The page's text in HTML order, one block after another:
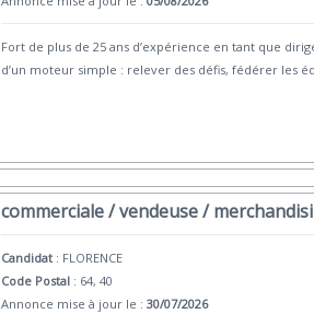
Fort de plus de 25 ans d’expérience en tant que
d’un moteur simple : relever des défis, fédérer les
commerciale / vendeuse /
Candidat : FLORENCE
Code Postal : 64, 40
Annonce mise à jour le :30/07/2026